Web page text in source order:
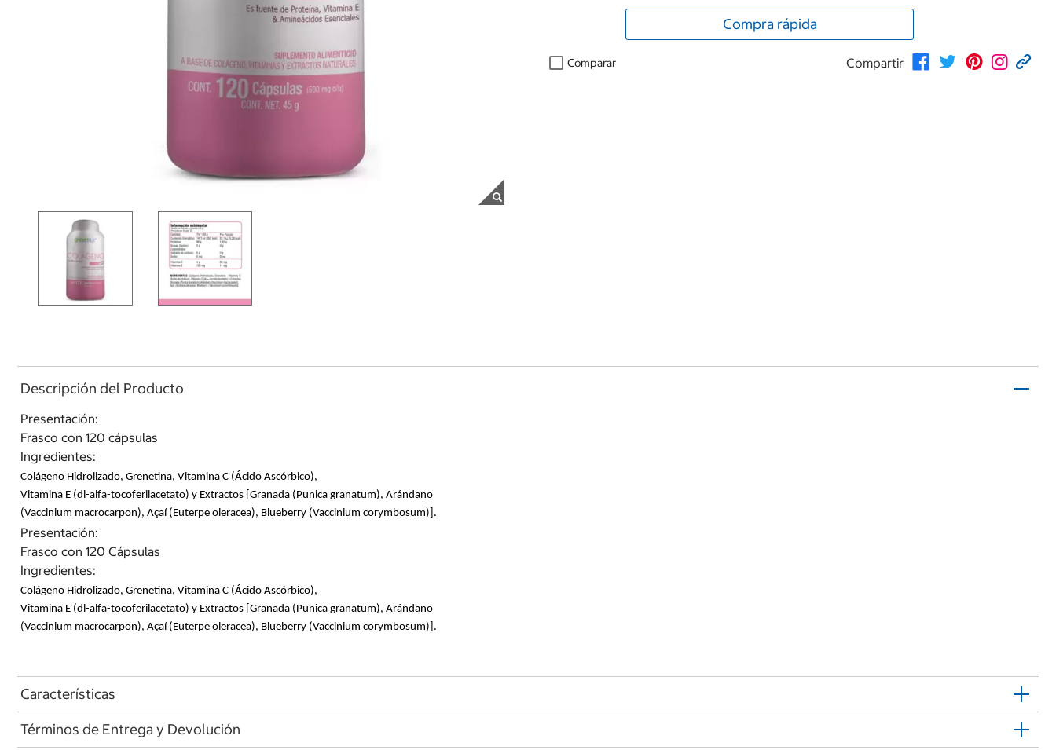
Compra rápida
Comparar Compartir
Descripción del Producto
Presentación:
Frasco con 120 cápsulas
Ingredientes:
Colágeno Hidrolizado, Grenetina, Vitamina C (Ácido Ascórbico),
Vitamina E (dl-alfa-tocoferilacetato) y Extractos [Granada (Punica granatum), Arándano
(Vaccinium macrocarpon), Açaí (Euterpe oleracea), Blueberry (Vaccinium corymbosum)].
Presentación:
Frasco con 120 Cápsulas
Ingredientes:
Colágeno Hidrolizado, Grenetina, Vitamina C (Ácido Ascórbico),
Vitamina E (dl-alfa-tocoferilacetato) y Extractos [Granada (Punica granatum), Arándano
(Vaccinium macrocarpon), Açaí (Euterpe oleracea), Blueberry (Vaccinium corymbosum)].
Características
Términos de Entrega y Devolución